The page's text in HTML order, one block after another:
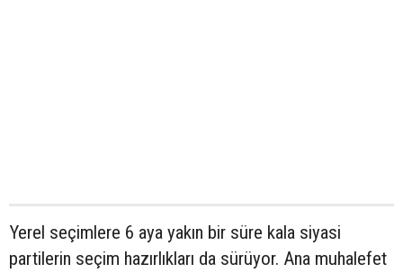
Yerel seçimlere 6 aya yakın bir süre kala siyasi
partilerin seçim hazırlıkları da sürüyor. Ana muhalefet